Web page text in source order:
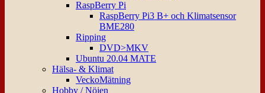
RaspBerry Pi
RaspBerry Pi3 B+ och Klimatsensor
BME280
Ripping
DVD>MKV
Ubuntu 20.04 MATE
Hälsa- & Klimat
VeckoMätning
Hobby / Nöjen